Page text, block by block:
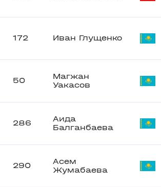
172 Иван Глущенко
50
Магжан
Уакасов
286
Аида
Балганбаева
290
Асем
Жумабаева